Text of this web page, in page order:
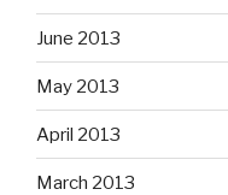
June 2013
May 2013
April 2013
March 2013